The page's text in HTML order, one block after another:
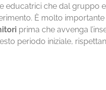
educatrici che dal gruppo
È molto
prima che avvenga
periodo iniziale,